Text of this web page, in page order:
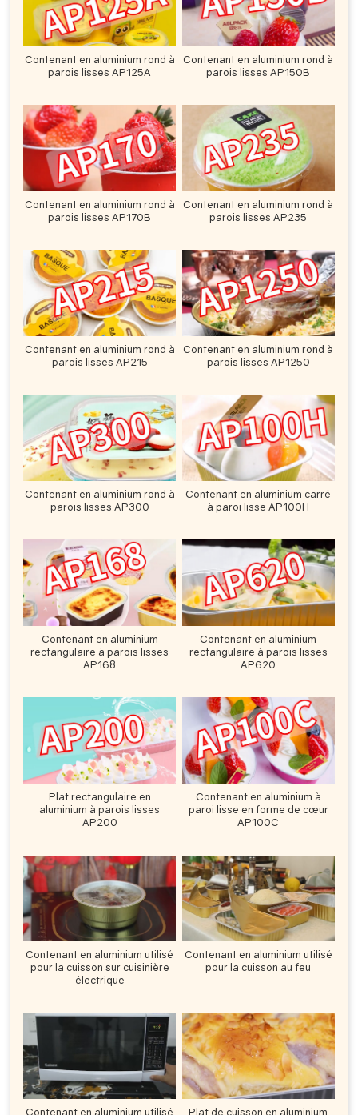
Contenant en aluminium rond à
parois lisses AP125A
Contenant en aluminium rond à
parois lisses AP150B
Contenant en aluminium rond à
parois lisses AP170B
Contenant en aluminium rond à
parois lisses AP235
Contenant en aluminium rond à
parois lisses AP215
Contenant en aluminium rond à
parois lisses AP1250
Contenant en aluminium rond à
parois lisses AP300
Contenant en aluminium carré
à paroi lisse AP100H
Contenant en aluminium
rectangulaire à parois lisses
AP168
Contenant en aluminium
rectangulaire à parois lisses
AP620
Plat rectangulaire en
aluminium à parois lisses
AP200
Contenant en aluminium à
paroi lisse en forme de cœur
AP100C
Contenant en aluminium utilisé
pour la cuisson sur cuisinière
électrique
Contenant en aluminium utilisé
pour la cuisson au feu
Contenant en aluminium utilisé Plat de cuisson en aluminium